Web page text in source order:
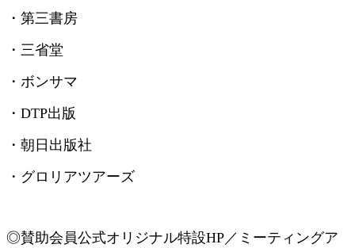
・第三書房
・三省堂
・ボンサマ
・ DTP出版
・朝日出版社
・グロリアツアーズ
◎賛助会員公式オリジナル特設HP／ミーティングア